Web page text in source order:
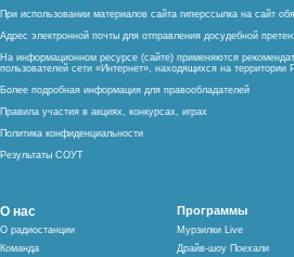
При использовании материалов сайта гиперссылка на сайт
Адрес электронной почты для отправления досудебной
На информационном ресурсе (сайте) применяются
пользователей сети «Интернет», находящихся на территории
Более подробная информация для правообладателей
Правила участия в акциях, конкурсах, играх
Политика конфиденциальности
Результаты СОУТ
О нас
О радиостанции
Команда
Программы
Мурзилки Live
Драйв-шоу Поехали